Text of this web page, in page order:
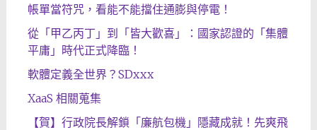
帳單當符咒，看能不能擋住通膨與停電！
從「甲乙丙丁」到「皆大歡喜」：國家認證的「集體
平庸」時代正式降臨！
軟體定義全世界？SDxxx
XaaS 相關蒐集
【賀】行政院長解鎖「廉航包機」隱藏成就！先爽飛